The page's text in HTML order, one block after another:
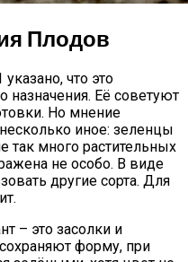
Плодов
что это
назначения. Её советуют
Но мнение
иное: зеленцы
так много растительных
не особо. В виде
другие сорта. Для
– это засолки и
форму, при